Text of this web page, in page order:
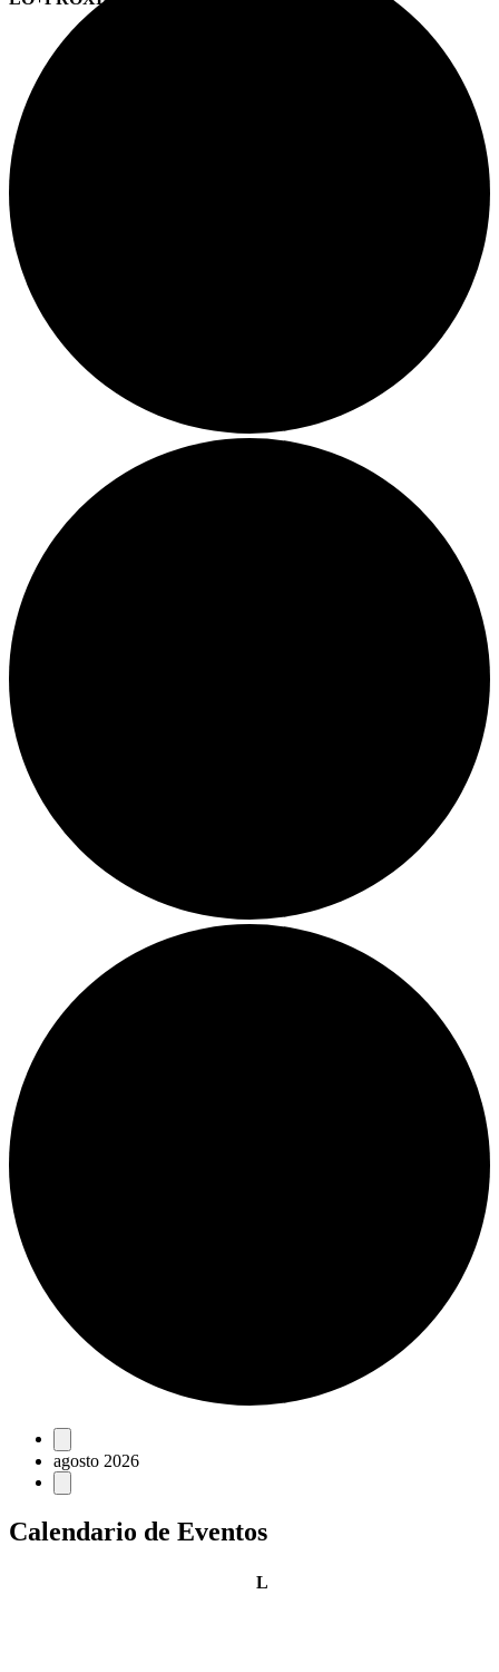
Eventos
agosto 2026
Calendario de Eventos
Llunes